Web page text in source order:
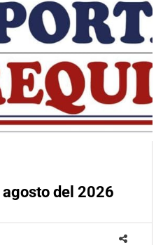
del 2026